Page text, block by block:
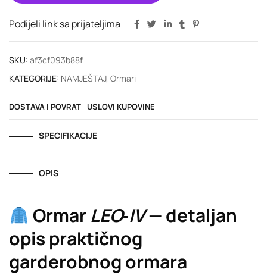
Podijeli link sa prijateljima
SKU: af3cf093b88f
KATEGORIJE: NAMJEŠTAJ, Ormari
DOSTAVA I POVRAT USLOVI KUPOVINE
SPECIFIKACIJE
OPIS
OrmarLEO‑IV— detaljan
opis praktičnog
garderobnog ormara